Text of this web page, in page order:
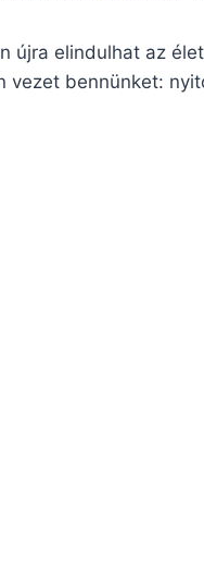
újra elindulhat az
vezet bennünket: